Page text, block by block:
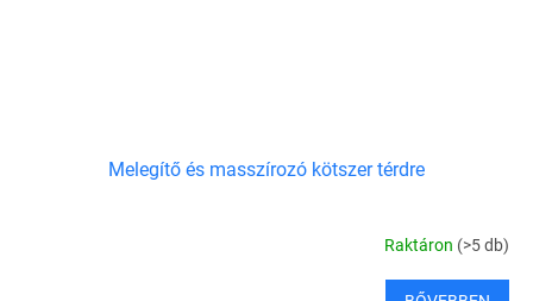
Melegítő és masszírozó kötszer térdre
Raktáron (>5 db)